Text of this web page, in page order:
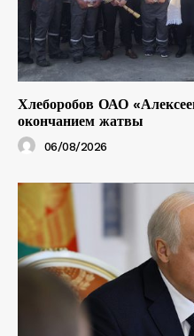
Хлеборобов ОАО
окончанием жатвы
06/08/2026